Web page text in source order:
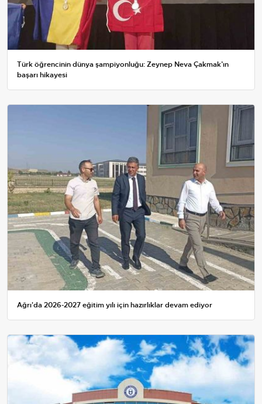
Türk öğrencinin dünya şampiyonluğu: Zeynep Neva Çakmak’ın
başarı hikayesi
Ağrı'da 2026-2027 eğitim yılı için hazırlıklar devam ediyor